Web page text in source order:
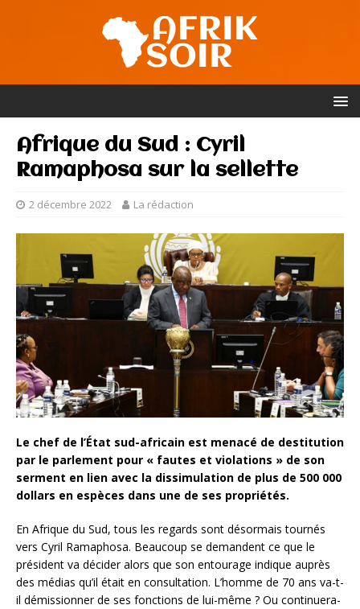
Afrique du Sud : Cyril
Ramaphosa sur la sellette
2 décembre 2022 La rédaction
Le chef de l’État sud-africain est menacé de destitution
par le parlement pour « fautes et violations » de son
serment en lien avec la dissimulation de plus de 500 000
dollars en espèces dans une de ses propriétés.
En Afrique du Sud, tous les regards sont désormais tournés
vers Cyril Ramaphosa. Beaucoup se demandent ce que le
président va décider alors que son entourage indique auprès
des médias qu’il était en consultation. L’homme de 70 ans va-t-
il démissionner de ses fonctions de lui-même ? Ou continuera-